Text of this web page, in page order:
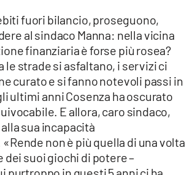
fuori bilancio, proseguono,
al sindaco Manna: nella vicina
finanziaria è forse più rosea?
le strade si asfaltano, i servizi ci
curato e si fanno notevoli passi in
ultimi anni Cosenza ha oscurato
E allora, caro sindaco,
sua incapacità
non è più quella di una volta
dei suoi giochi di potere –